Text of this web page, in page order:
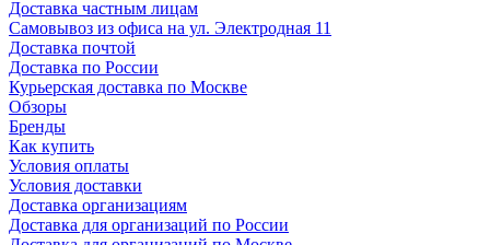
Доставка частным лицам
Самовывоз из офиса на ул. Электродная 11
Доставка почтой
Доставка по России
Курьерская доставка по Москве
Обзоры
Бренды
Как купить
Условия оплаты
Условия доставки
Доставка организациям
Доставка для организаций по России